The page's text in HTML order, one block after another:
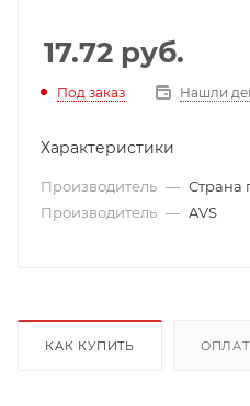
17.72 руб.
Под заказ Нашли
Характеристики
Производитель — Страна
Производитель — AVS
КАК КУПИТЬ